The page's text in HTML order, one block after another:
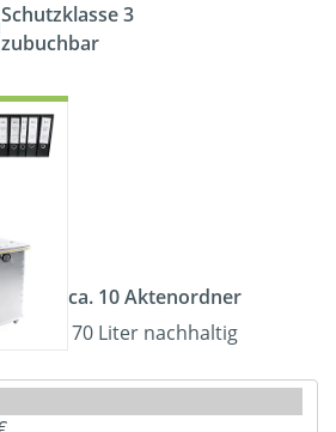
Schutzklasse 3
zubuchbar
ca. 10 Aktenordner
70 Liter nachhaltig